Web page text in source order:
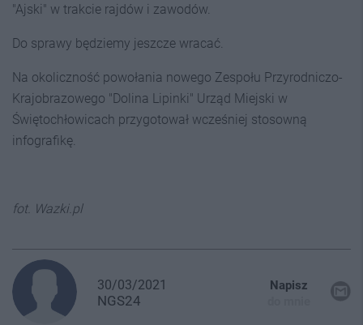
"Ajski" w trakcie rajdów i zawodów.
Do sprawy będziemy jeszcze wracać.
Na okoliczność powołania nowego Zespołu Przyrodniczo-
Krajobrazowego "Dolina Lipinki" Urząd Miejski w
Świętochłowicach przygotował wcześniej stosowną
infografikę.
fot. Wazki.pl
30/03/2021
NGS24
Napisz